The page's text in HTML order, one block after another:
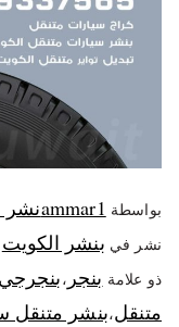
بواسطة ammar1نشر
نشر في بنشر الكويت
ذو علامة بنجر ،بنجرجي
متنقل،بنشر متنقل